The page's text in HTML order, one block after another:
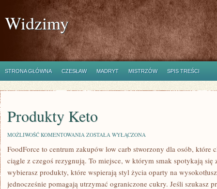
Widzimy
STRONA GŁÓWNA CZESŁAW MADRYT MISTRZÓW SPIS TREŚCI
Produkty Keto
MOŻLIWOŚĆ KOMENTOWANIA PRODUKTY
ZOSTAŁA WYŁĄCZONA
FoodForce to centrum zakupów low carb stworzony dla osób, które
ciągle z czegoś rezygnują. To miejsce, w którym smak spotykają
wybierasz produkty, które wspierają styl życia oparty na
jednocześnie pomagają utrzymać ograniczone cukry. Jeśli szukasz